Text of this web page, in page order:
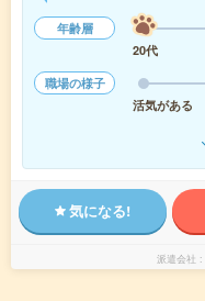
年齢層
20代
職場の様子
活気がある
気になる!
派遣会社